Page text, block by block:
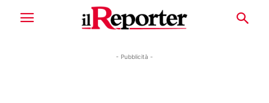
- Pubblicità -